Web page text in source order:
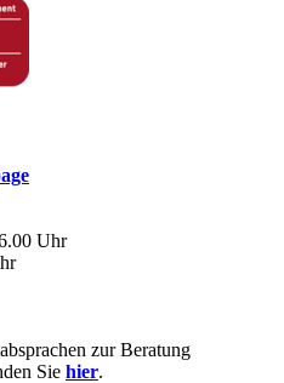
Uhr
zur Beratung
Sie hier.